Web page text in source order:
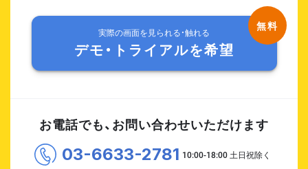
実際の画面を見られる・触れる
デモ・トライアルを希望
お電話でも、お問い合わせいただけます
03-6633-2781